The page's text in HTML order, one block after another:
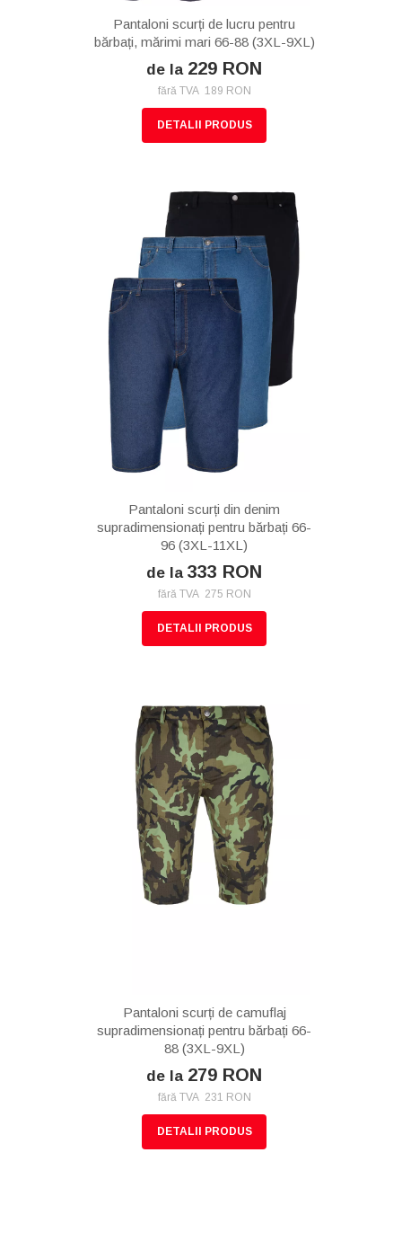
Pantaloni scurți de lucru pentru
bărbați, mărimi mari 66-88 (3XL-9XL)
de la 229 RON
fără TVA 189 RON
DETALII PRODUS
Pantaloni scurți din denim
supradimensionați pentru bărbați 66-
96 (3XL-11XL)
de la 333 RON
fără TVA 275 RON
DETALII PRODUS
Pantaloni scurți de camuflaj
supradimensionați pentru bărbați 66-
88 (3XL-9XL)
de la 279 RON
fără TVA 231 RON
DETALII PRODUS